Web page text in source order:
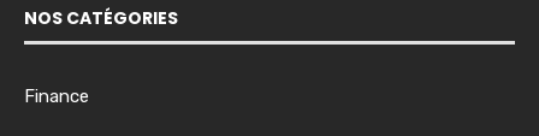
NOS CATÉGORIES
Finance